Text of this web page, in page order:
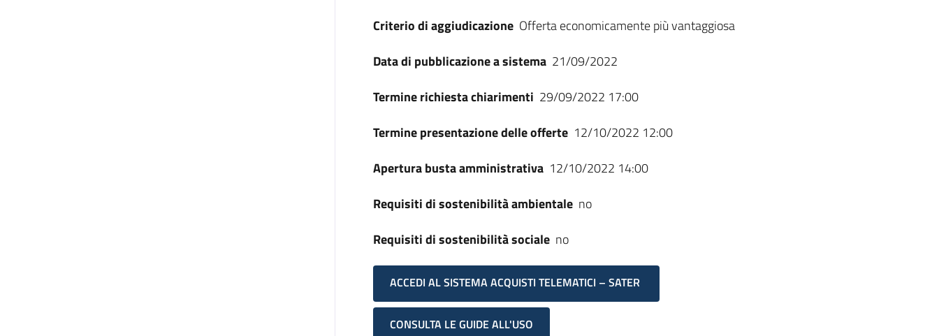
Criterio di aggiudicazione Offerta economicamente più vantaggiosa
Data di pubblicazione a sistema 21/09/2022
Termine richiesta chiarimenti 29/09/2022 17:00
Termine presentazione delle offerte 12/10/2022 12:00
Apertura busta amministrativa 12/10/2022 14:00
Requisiti di sostenibilità ambientale no
Requisiti di sostenibilità sociale no
ACCEDI AL SISTEMA ACQUISTI TELEMATICI – SATER
CONSULTA LE GUIDE ALL'USO